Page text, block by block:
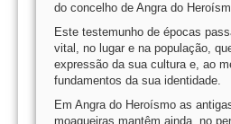
do concelho de Angra do
Este testemunho de épocas
vital, no lugar e na população,
expressão da sua cultura e, ao
fundamentos da sua identidade.
Em Angra do Heroísmo as
moagueiras mantêm ainda, no